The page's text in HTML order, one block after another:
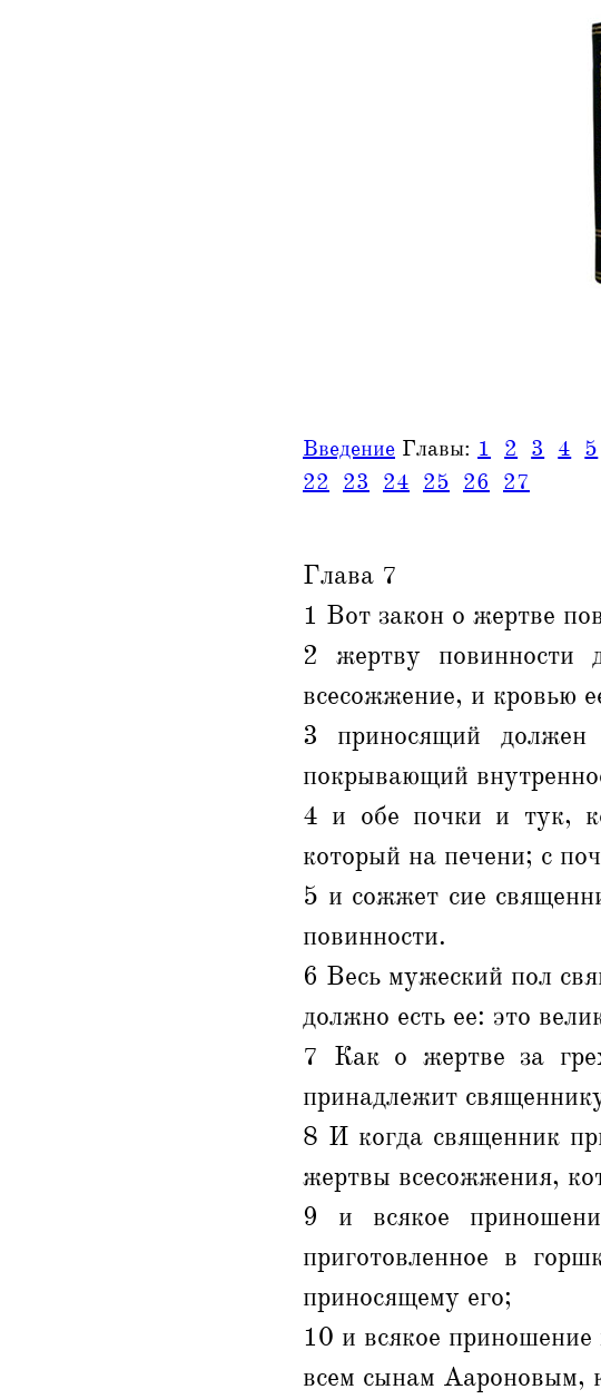
Введение Главы: 1 2 3 4 5
22 23 24 25 26 27
Глава 7
1 Вот закон о жертве
2 жертву повинности
всесожжение, и кровью
3 приносящий
покрывающий
4 и обе почки и тук,
который на печени; с
5 и сожжет сие
повинности.
6 Весь мужеский пол
должно есть ее: это
7 Как о жертве за
принадлежит
8 И когда священник
жертвы всесожжения,
9 и всякое
приготовленное в
приносящему его;
10 и всякое
всем сынам Аароновым,